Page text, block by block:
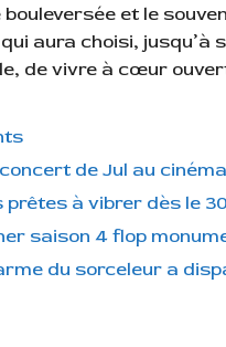
et le
aura choisi, jusqu’à
de vivre à cœur
de Jul au
prêtes à vibrer dès le
saison 4 flop
du sorceleur a